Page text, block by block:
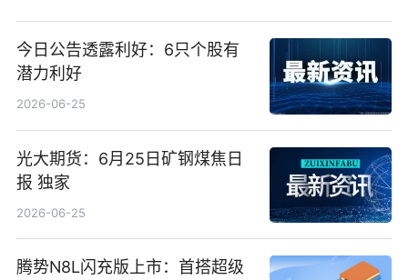
今日公告透露利好：6只个股有
潜力利好
2026-06-25
光大期货：6月25日矿钢煤焦日
报 独家
2026-06-25
腾势N8L闪充版上市：首搭超级